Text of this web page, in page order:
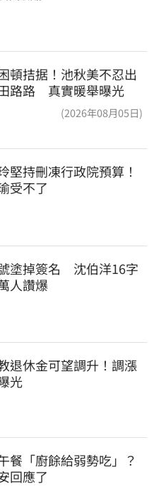
頓拮据！池秋美不忍出
路路 真實暖舉曝光
(2026年08月05日)
堅持刪凍行政院預算！
受不了
塗掉簽名　沈伯洋16字
人讚爆
退休金可望調升！調漲
光
餐「廚餘給弱勢吃」？
回應了